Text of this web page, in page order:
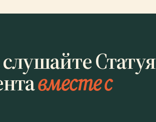
Статуя
вместе с